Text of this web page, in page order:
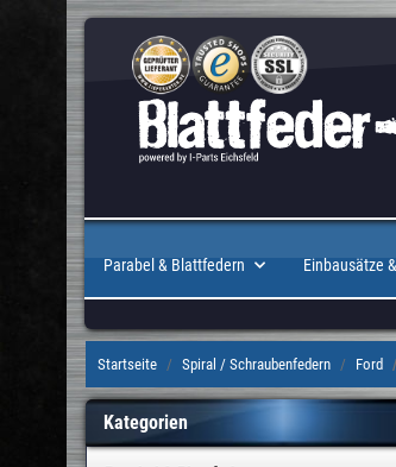
Parabel & Blattfedern Einbausätze
Startseite Spiral / Schraubenfedern Ford
Kategorien